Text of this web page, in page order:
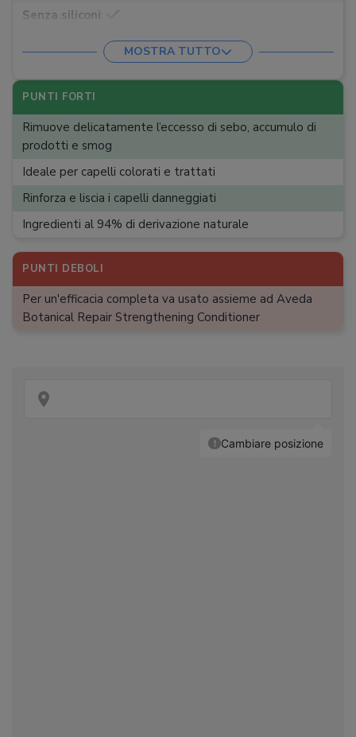
Senza siliconi:
Senza parabeni:
Ingredienti naturali:
Vegano:
MOSTRA TUTTO
PUNTI FORTI
Rimuove delicatamente l’eccesso di sebo, accumulo di
prodotti e smog
Ideale per capelli colorati e trattati
Rinforza e liscia i capelli danneggiati
Ingredienti al 94% di derivazione naturale
PUNTI DEBOLI
Per un'efficacia completa va usato assieme ad Aveda
Botanical Repair Strengthening Conditioner